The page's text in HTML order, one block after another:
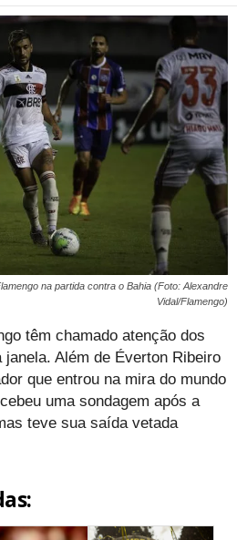
na partida contra o Bahia (Foto: Alexandre
Vidal/Flamengo)
têm chamado atenção dos
Além de Éverton Ribeiro
que entrou na mira do mundo
uma sondagem após a
teve sua saída vetada